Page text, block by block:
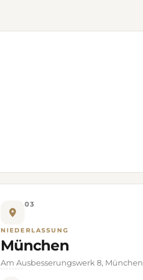
03
NIEDERLASSUNG
München
Am Ausbesserungswerk 8, München